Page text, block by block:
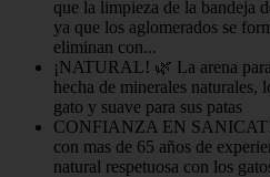
que la limpieza de la bandeja
ya que los aglomerados se
eliminan con...
¡NATURAL! 🌿 La arena
hecha de minerales naturales,
gato y suave para sus patas
CONFIANZA EN SANICAT!
con mas de 65 años de
natural respetuosa con los